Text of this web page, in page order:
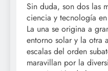
Sin duda, son dos las
ciencia y tecnología
La una se origina a
entorno solar y la otra
escalas del orden
maravillan por la